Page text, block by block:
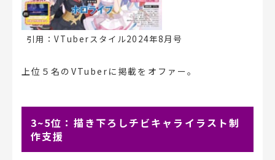
引用：VTuberスタイル2024年8月号
上位５名のVTuberに掲載をオファー。
3~5位：描き下ろしチビキャライラスト制
作支援